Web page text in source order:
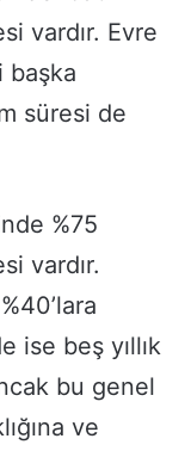
vardır. Evre
başka
süresi de
%75
vardır.
ise beş yıllık
bu genel
ve